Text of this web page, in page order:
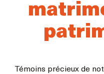
Témoins précieux de